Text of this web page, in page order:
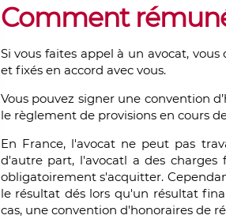
Comment
Si vous faites appel à un avocat,
et fixés en accord avec vous.
Vous pouvez signer une convention
le règlement de provisions en cours
En France, l'avocat ne peut pas
d'autre part, l'avocatl a des
obligatoirement s'acquitter.
le résultat dés lors qu'un résultat
cas, une convention d'honoraires de